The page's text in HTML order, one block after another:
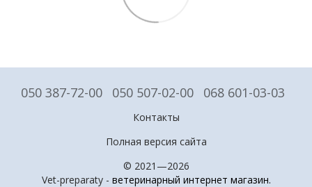
050 387-72-00 050 507-02-00 068 601-03-03
Контакты
Полная версия сайта
© 2021—2026
Vet-preparaty - ветеринарный интернет магазин.